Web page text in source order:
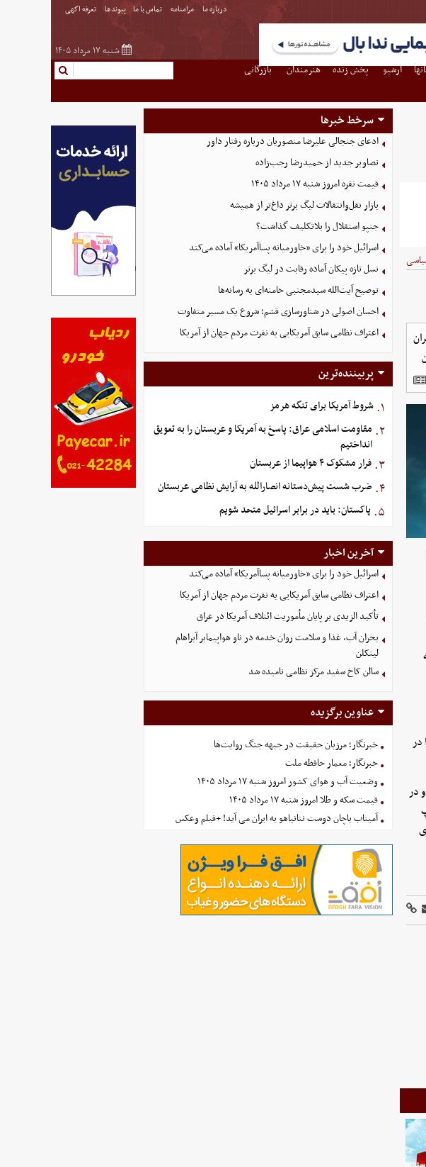
درباره ما مرامنامه تماس با ما پیوندها تعرفه اگهی
شنبه ۱۷ مرداد ۱۴۰۵
آرشیو پخش زنده هنرمندان
بازرگانی
در
در
سرخط خبرها
ادعای جنجالی علیرضا منصوریان درباره رفتار داور
تصاویر جدید از حمیدرضا رجب‌زاده
قیمت نقره امروز شنبه ۱۷ مرداد ۱۴۰۵
بازار نقل‌وانتقالات لیگ برتر داغ‌تر از همیشه
جنپو استقلال را بلاتکلیف گذاشت؟
اسرائیل خود را برای «خاورمیانه پساآمریکا» آماده می‌کند
نسل تازه پیکان آماده رقابت در لیگ برتر
توصیح آیت‌الله سیدمجتبی خامنه‌ای به رسانه‌ها
احسان اصولی در شناورسازی قشم؛ شروع یک مسیر متفاوت
اعتراف نظامی سابق آمریکایی به نفرت مردم جهان از آمریکا
پربیننده‌ترین
۱. شروط آمریکا برای تنگه هرمز
۲. مقاومت اسلامی عراق: پاسخ به آمریکا و عربستان را به تعویق
انداختیم
۳. فرار مشکوک ۴ هواپیما از عربستان
۴. ضرب شست پیش‌دستانه انصارالله به آرایش نظامی عربستان
۵. پاکستان: باید در برابر اسرائیل متحد شویم
آخرین اخبار
اسرائیل خود را برای «خاورمیانه پساآمریکا» آماده می‌کند
اعتراف نظامی سابق آمریکایی به نفرت مردم جهان از آمریکا
تأکید الزیدی بر پایان مأموریت ائتلاف آمریکا در عراق
بحران آب، غذا و سلامت روان خدمه در ناو هواپیمابر آبراهام
لینکلن
سالن کاخ سفید مرکز نظامی نامیده شد
عناوین برگزیده
خبرنگار؛ مرزبان حقیقت در جبهه جنگ روایت‌ها
خبرنگار؛ معمار حافظه ملت
وضعیت آب و هوای کشور امروز شنبه ۱۷ مرداد ۱۴۰۵
قیمت سکه و طلا امروز شنبه ۱۷ مرداد ۱۴۰۵
آمیتاب باچان دوست نتانیاهو به ایران می آید! +فیلم وعکس